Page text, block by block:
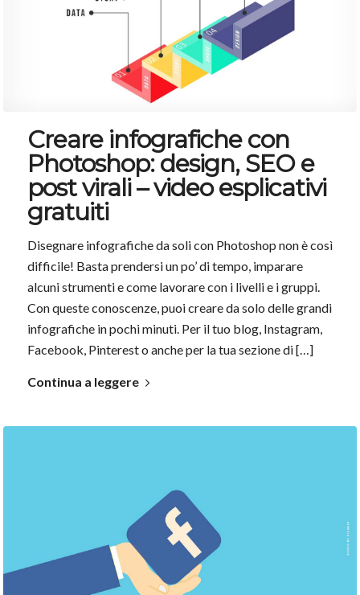
Creare infografiche con
Photoshop: design, SEO e
post virali – video esplicativi
gratuiti
Disegnare infografiche da soli con Photoshop non è così
difficile! Basta prendersi un po’ di tempo, imparare
alcuni strumenti e come lavorare con i livelli e i gruppi.
Con queste conoscenze, puoi creare da solo delle grandi
infografiche in pochi minuti. Per il tuo blog, Instagram,
Facebook, Pinterest o anche per la tua sezione di […]
Continua a leggere